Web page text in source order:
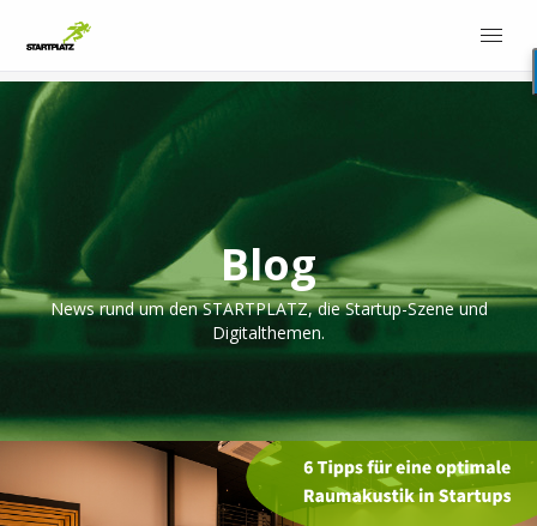
Blog
News rund um den STARTPLATZ, die Startup-Szene und
Digitalthemen.